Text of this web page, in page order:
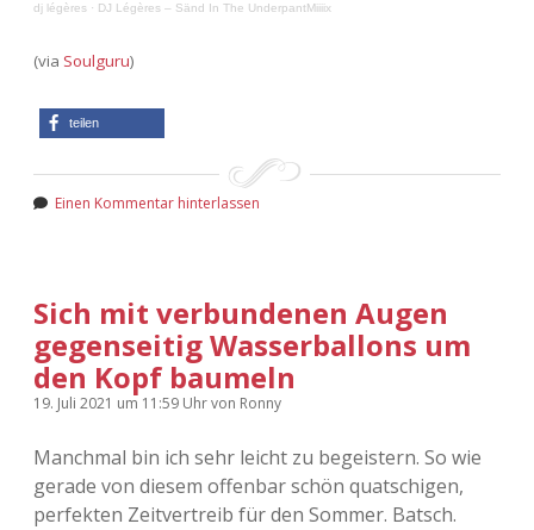
dj légères · DJ Légères – Sänd In The UnderpantMiiiix
(via Soulguru)
teilen
Einen Kommentar hinterlassen
Sich mit verbundenen Augen
gegenseitig Wasserballons um
den Kopf baumeln
19. Juli 2021 um 11:59 Uhrvon Ronny
Manchmal bin ich sehr leicht zu begeistern. So wie
gerade von diesem offenbar schön quatschigen,
perfekten Zeitvertreib für den Sommer. Batsch.